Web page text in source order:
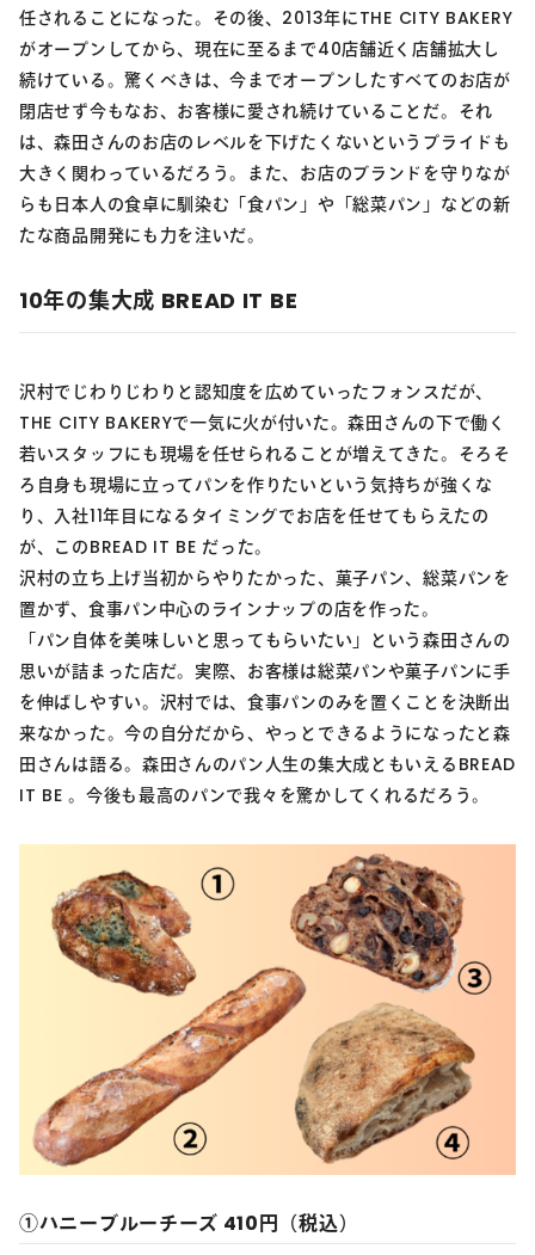
任されることになった。その後、2013年にTHE CITY BAKERY
がオープンしてから、現在に至るまで40店舗近く店舗拡大し
続けている。驚くべきは、今までオープンしたすべてのお店が
閉店せず今もなお、お客様に愛され続けていることだ。それ
は、森田さんのお店のレベルを下げたくないというプライドも
大きく関わっているだろう。また、お店のブランドを守りなが
らも日本人の食卓に馴染む「食パン」や「総菜パン」などの新
たな商品開発にも力を注いだ。
10年の集大成 BREAD IT BE
沢村でじわりじわりと認知度を広めていったフォンスだが、
THE CITY BAKERYで一気に火が付いた。森田さんの下で働く
若いスタッフにも現場を任せられることが増えてきた。そろそ
ろ自身も現場に立ってパンを作りたいという気持ちが強くな
り、入社11年目になるタイミングでお店を任せてもらえたの
が、このBREAD IT BE だった。
沢村の立ち上げ当初からやりたかった、菓子パン、総菜パンを
置かず、食事パン中心のラインナップの店を作った。
「パン自体を美味しいと思ってもらいたい」という森田さんの
思いが詰まった店だ。実際、お客様は総菜パンや菓子パンに手
を伸ばしやすい。沢村では、食事パンのみを置くことを決断出
来なかった。今の自分だから、やっとできるようになったと森
田さんは語る。森田さんのパン人生の集大成ともいえるBREAD
IT BE 。今後も最高のパンで我々を驚かしてくれるだろう。
①ハニーブルーチーズ 410円（税込）